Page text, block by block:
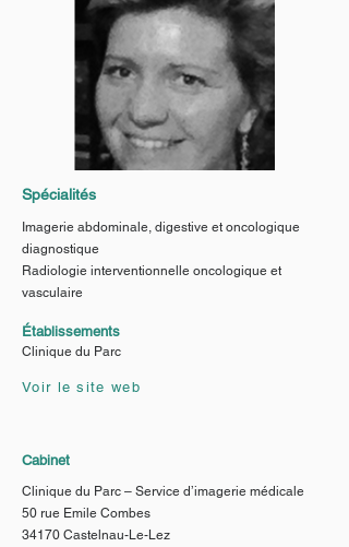
Spécialités
Imagerie abdominale, digestive et oncologique
diagnostique
Radiologie interventionnelle oncologique et
vasculaire
Établissements
Clinique du Parc
Voir le site web
Cabinet
Clinique du Parc – Service d’imagerie médicale
50 rue Emile Combes
34170 Castelnau-Le-Lez